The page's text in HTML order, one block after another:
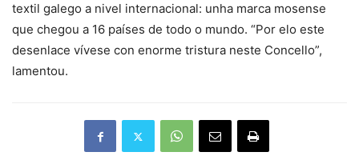
textil galego a nivel internacional: unha marca mosense
que chegou a 16 países de todo o mundo. “Por elo este
desenlace vívese con enorme tristura neste Concello”,
lamentou.